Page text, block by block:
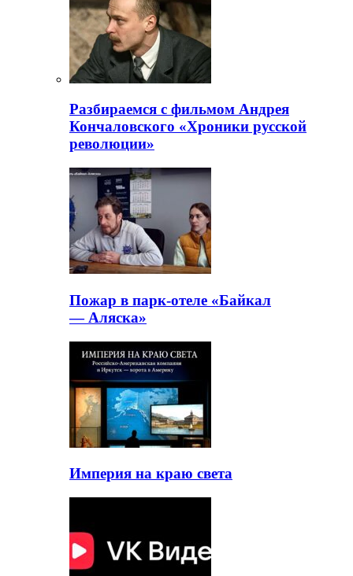
Разбираемся с фильмом Андрея
Кончаловского «Хроники русской
революции»
Пожар в парк-отеле «Байкал
— Аляска»
Империя на краю света